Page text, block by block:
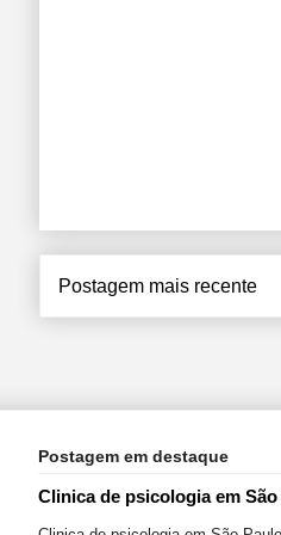
Postagem mais recente
Postagem em destaque
Clinica de psicologia em